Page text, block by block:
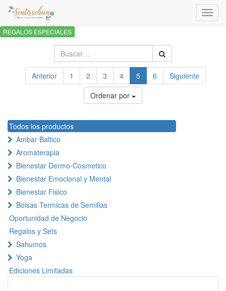
REGALOS ESPECIALES
Anterior 1 2 3 4 5 6
Siguiente
Ordenar por
Todos los productos
Ambar Baltico
Aromaterapia
Bienestar Dermo-Cosmetico
Bienestar Emocional y Mental
Bienestar Fisico
Bolsas Termicas de Semillas
Oportunidad de Negocio
Regalos y Sets
Sahumos
Yoga
Ediciones Limitadas